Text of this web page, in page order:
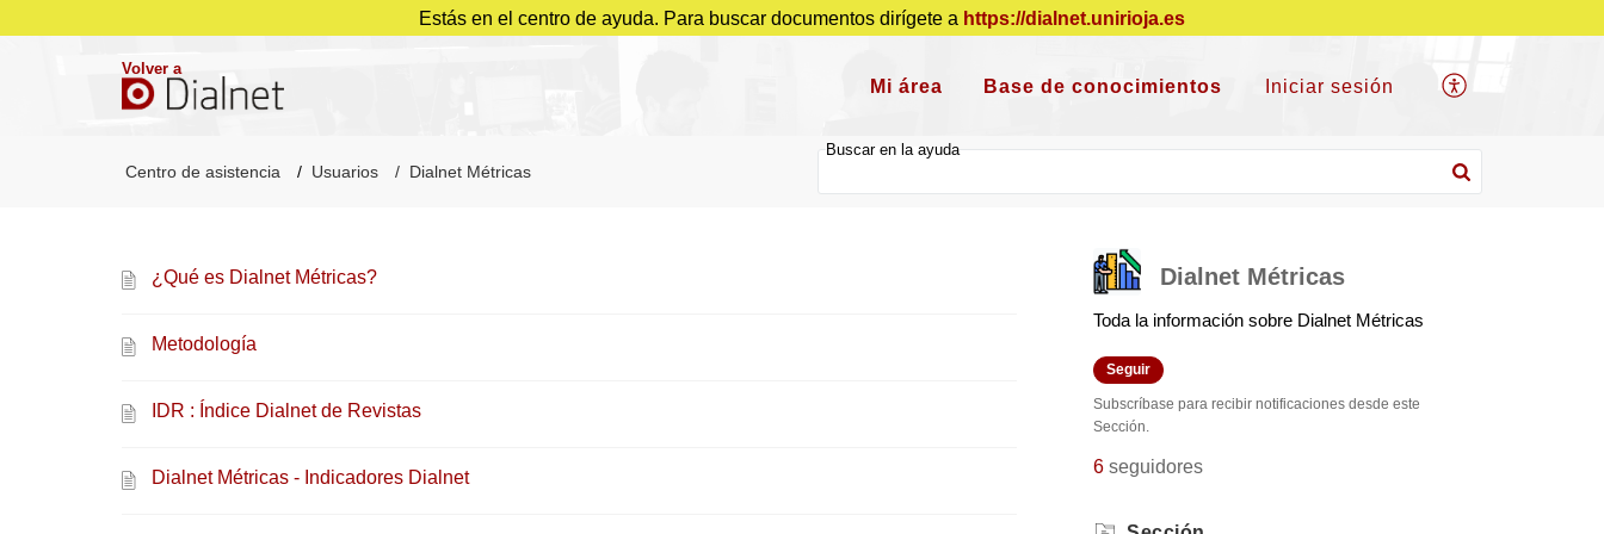
Estás en el centro de ayuda. Para buscar documentos dirígete a https://dialnet.unirioja.es
Volver a
Mi área Base de conocimientos Iniciar sesión
Centro de asistencia Usuarios Dialnet Métricas
¿Qué es Dialnet Métricas?
Metodología
IDR : Índice Dialnet de Revistas
Dialnet Métricas - Indicadores Dialnet
Dialnet Métricas
Toda la información sobre Dialnet Métricas
Seguir
Subscríbase para recibir notificaciones desde este
Sección.
6 seguidores